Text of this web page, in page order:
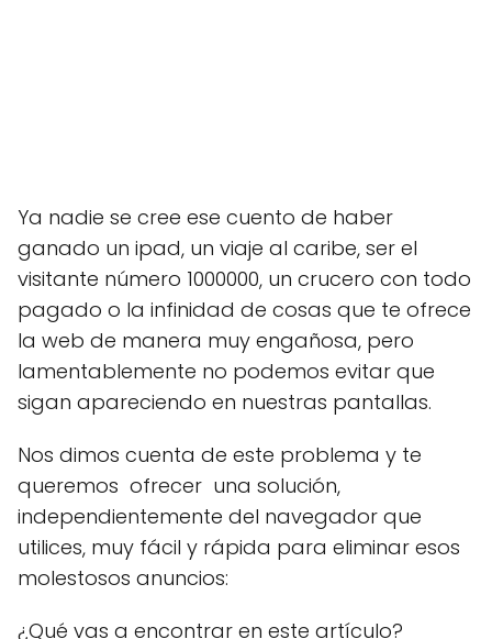
Ya nadie se cree ese cuento de haber
ganado un ipad, un viaje al caribe, ser el
visitante número 1000000, un crucero con todo
pagado o la infinidad de cosas que te ofrece
la web de manera muy engañosa, pero
lamentablemente no podemos evitar que
sigan apareciendo en nuestras pantallas.
Nos dimos cuenta de este problema y te
queremos ofrecer una solución,
independientemente del navegador que
utilices, muy fácil y rápida para eliminar esos
molestosos anuncios:
¿Qué vas a encontrar en este artículo?